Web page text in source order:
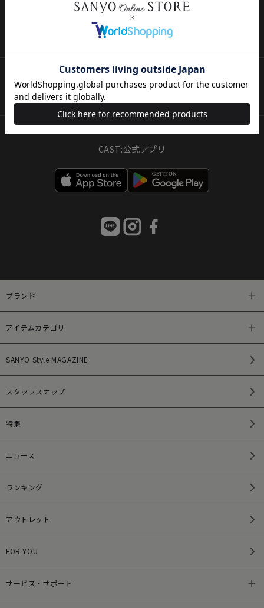
アイテムカテゴリ
WOMEN
CAST:公式アプリ
ブランド
アイテムカテゴリ
SANYO Style MAGAZINE
スタッフスナップ
特集
ニュース
ランキング
アウトレット
FOR YOU
サービス・サポート